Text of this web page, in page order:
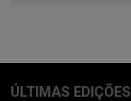
ÚLTIMAS EDIÇÕES